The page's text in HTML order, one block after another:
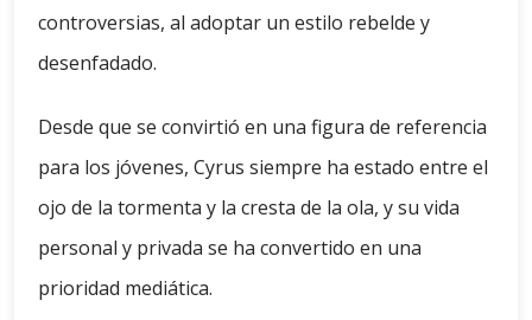
controversias, al adoptar un estilo rebelde y
desenfadado.
Desde que se convirtió en una figura de referencia
para los jóvenes, Cyrus siempre ha estado entre el
ojo de la tormenta y la cresta de la ola, y su vida
personal y privada se ha convertido en una
prioridad mediática.